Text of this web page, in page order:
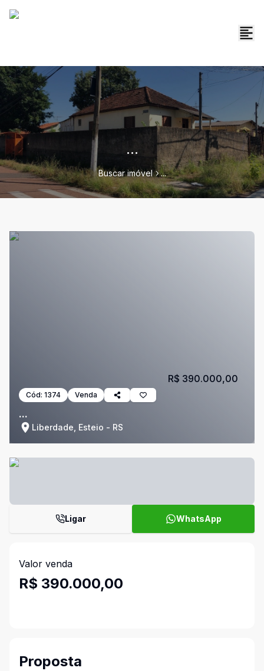
...
Buscar imóvel ...
Cód: 1374 Venda
...
Liberdade, Esteio - RS
R$ 390.000,00
Ligar WhatsApp
Valor venda
R$ 390.000,00
Proposta